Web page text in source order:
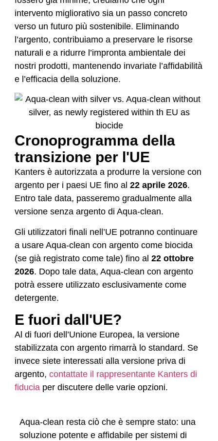
intervento migliorativo sia un passo concreto
verso un futuro più sostenibile. Eliminando
l’argento, contribuiamo a preservare le risorse
naturali e a ridurre l’impronta ambientale dei
nostri prodotti, mantenendo invariate l’affidabilità
e l’efficacia della soluzione.
Cronoprogramma della
transizione per l'UE
Kanters è autorizzata a produrre la versione con
argento per i paesi UE fino al 22 aprile 2026.
Entro tale data, passeremo gradualmente alla
versione senza argento di Aqua-clean.
Gli utilizzatori finali nell’UE potranno continuare
a usare Aqua-clean con argento come biocida
(se già registrato come tale) fino al 22 ottobre
2026. Dopo tale data, Aqua-clean con argento
potrà essere utilizzato esclusivamente come
detergente.
E fuori dall'UE?
Al di fuori dell’Unione Europea, la versione
stabilizzata con argento rimarrà lo standard. Se
invece siete interessati alla versione priva di
argento, contattate il rappresentante Kanters di
fiducia per discutere delle varie opzioni.
Aqua-clean resta ciò che è sempre stato: una
soluzione potente e affidabile per sistemi di